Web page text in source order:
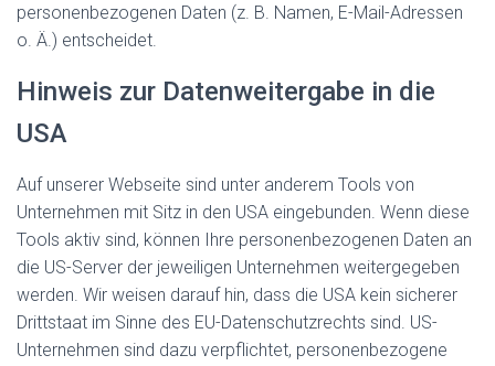
personenbezogenen Daten (z. B. Namen, E-Mail-Adressen
o. Ä.) entscheidet.
Hinweis zur Datenweitergabe in die
USA
Auf unserer Webseite sind unter anderem Tools von
Unternehmen mit Sitz in den USA eingebunden. Wenn diese
Tools aktiv sind, können Ihre personenbezogenen Daten an
die US-Server der jeweiligen Unternehmen weitergegeben
werden. Wir weisen darauf hin, dass die USA kein sicherer
Drittstaat im Sinne des EU-Datenschutzrechts sind. US-
Unternehmen sind dazu verpflichtet, personenbezogene